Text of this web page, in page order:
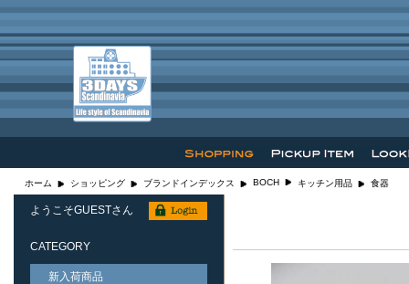
ホーム ショッピング ブランドインデックス BOCH キッチン用品 食器
ようこそGUESTさん
CATEGORY
新入荷商品